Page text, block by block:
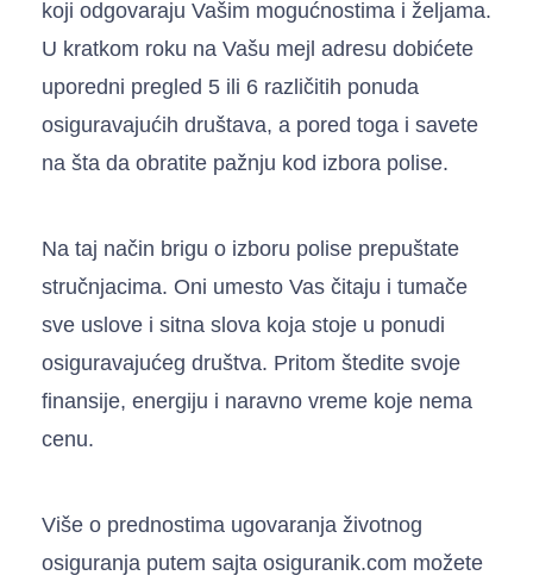
koji odgovaraju Vašim mogućnostima i željama.
U kratkom roku na Vašu mejl adresu dobićete
uporedni pregled 5 ili 6 različitih ponuda
osiguravajućih društava, a pored toga i savete
na šta da obratite pažnju kod izbora polise.
Na taj način brigu o izboru polise prepuštate
stručnjacima. Oni umesto Vas čitaju i tumače
sve uslove i sitna slova koja stoje u ponudi
osiguravajućeg društva. Pritom štedite svoje
finansije, energiju i naravno vreme koje nema
cenu.
Više o prednostima ugovaranja životnog
osiguranja putem sajta osiguranik.com možete